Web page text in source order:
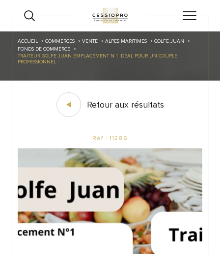
ACCUEIL COMMERCES VENTE ALPES MARITIMES
GOLFE JUAN
FONDS DE COMMERCE
TRAITEUR GOLFE JUAN EMPLACEMENT N 1 IDEAL POUR UN COUPLE
PROFESSIONNEL
Retour aux résultats
Réf : 11286